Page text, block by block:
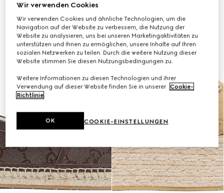
Wir verwenden Cookies
Wir verwenden Cookies und ähnliche Technologien, um die
Navigation auf der Website zu verbessern, die Nutzung der
Website zu analysieren, uns bei unseren Marketingaktivitäten zu
unterstützen und Ihnen zu ermöglichen, unsere Inhalte auf Ihren
sozialen Netzwerken zu teilen. Durch die weitere Nutzung dieser
Website stimmen Sie diesen Nutzungsbedingungen zu.
Weitere Informationen zu diesen Technologien und ihrer
Verwendung auf dieser Website finden Sie in unserer Cookie-
Richtlinie.
COOKIE-EINSTELLUNGEN
OK